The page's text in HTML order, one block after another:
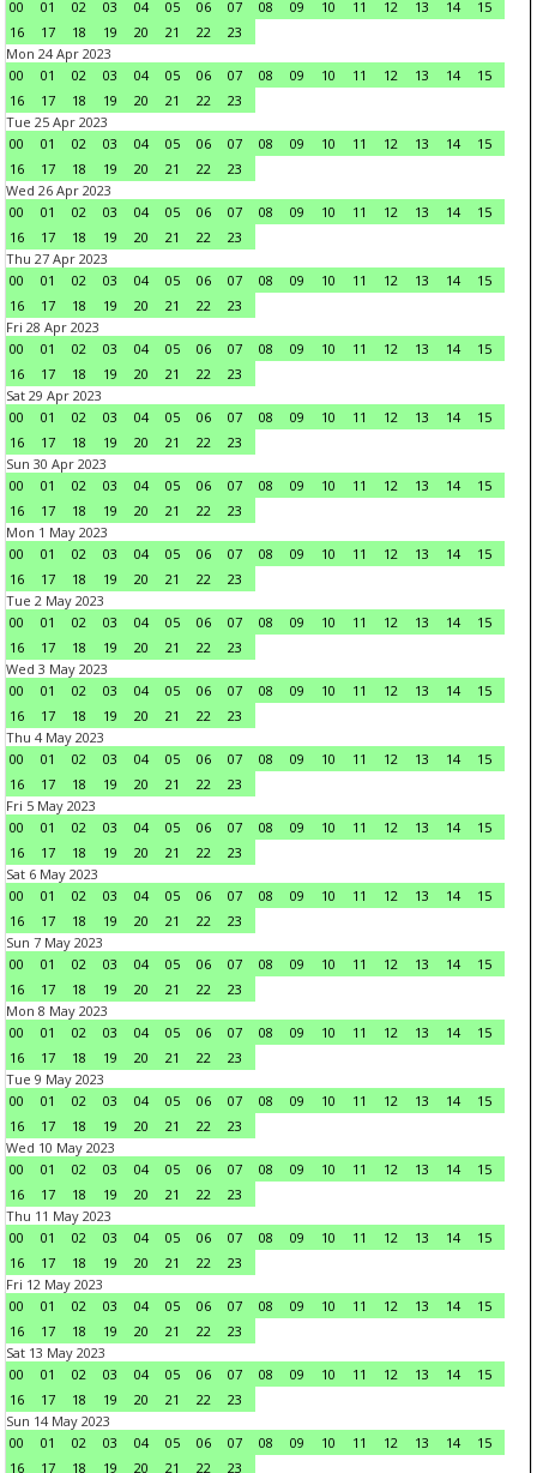
00
01 02 03 04 05 06 07 08 09 10 11 12 13 14
15
16
17 18 19 20 21 22
23
Mon 24 Apr 2023
00
01 02 03 04 05 06 07 08 09 10 11 12 13 14
15
16
17 18 19 20 21 22
23
Tue 25 Apr 2023
00
01 02 03 04 05 06 07 08 09 10 11 12 13 14
15
16
17 18 19 20 21 22
23
Wed 26 Apr 2023
00
01 02 03 04 05 06 07 08 09 10 11 12 13 14
15
16
17 18 19 20 21 22
23
Thu 27 Apr 2023
00
01 02 03 04 05 06 07 08 09 10 11 12 13 14
15
16
17 18 19 20 21 22
23
Fri 28 Apr 2023
00
01 02 03 04 05 06 07 08 09 10 11 12 13 14
15
16
17 18 19 20 21 22
23
Sat 29 Apr 2023
00
01 02 03 04 05 06 07 08 09 10 11 12 13 14
15
16
17 18 19 20 21 22
23
Sun 30 Apr 2023
00
01 02 03 04 05 06 07 08 09 10 11 12 13 14
15
16
17 18 19 20 21 22
23
Mon 1 May 2023
00
01 02 03 04 05 06 07 08 09 10 11 12 13 14
15
16
17 18 19 20 21 22
23
Tue 2 May 2023
00
01 02 03 04 05 06 07 08 09 10 11 12 13 14
15
16
17 18 19 20 21 22
23
Wed 3 May 2023
00
01 02 03 04 05 06 07 08 09 10 11 12 13 14
15
16
17 18 19 20 21 22
23
Thu 4 May 2023
00
01 02 03 04 05 06 07 08 09 10 11 12 13 14
15
16
17 18 19 20 21 22
23
Fri 5 May 2023
00
01 02 03 04 05 06 07 08 09 10 11 12 13 14
15
16
17 18 19 20 21 22
23
Sat 6 May 2023
00
01 02 03 04 05 06 07 08 09 10 11 12 13 14
15
16
17 18 19 20 21 22
23
Sun 7 May 2023
00
01 02 03 04 05 06 07 08 09 10 11 12 13 14
15
16
17 18 19 20 21 22
23
Mon 8 May 2023
00
01 02 03 04 05 06 07 08 09 10 11 12 13 14
15
16
17 18 19 20 21 22
23
Tue 9 May 2023
00
01 02 03 04 05 06 07 08 09 10 11 12 13 14
15
16
17 18 19 20 21 22
23
Wed 10 May 2023
00
01 02 03 04 05 06 07 08 09 10 11 12 13 14
15
16
17 18 19 20 21 22
23
Thu 11 May 2023
00
01 02 03 04 05 06 07 08 09 10 11 12 13 14
15
16
17 18 19 20 21 22
23
Fri 12 May 2023
00
01 02 03 04 05 06 07 08 09 10 11 12 13 14
15
16
17 18 19 20 21 22
23
Sat 13 May 2023
00
01 02 03 04 05 06 07 08 09 10 11 12 13 14
15
16
17 18 19 20 21 22
23
Sun 14 May 2023
00
01 02 03 04 05 06 07 08 09 10 11 12 13 14
15
16
17 18 19 20 21 22 23